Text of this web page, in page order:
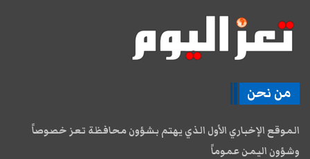
من نحن
الموقع الإخباري الأول الذي يهتم بشؤون محافظة تعز خصوصاً
وشؤون اليمن عموماً